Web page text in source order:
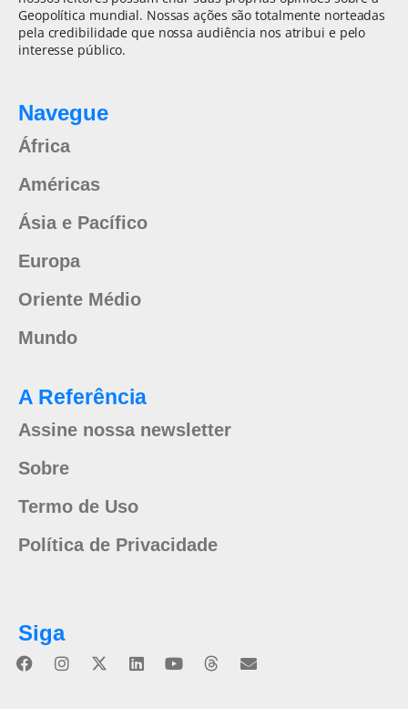
Geopolítica mundial. Nossas ações são totalmente norteadas
pela credibilidade que nossa audiência nos atribui e pelo
interesse público.
Navegue
África
Américas
Ásia e Pacífico
Europa
Oriente Médio
Mundo
A Referência
Assine nossa newsletter
Sobre
Termo de Uso
Política de Privacidade
Siga